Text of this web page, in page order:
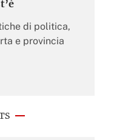
di politica,
e provincia